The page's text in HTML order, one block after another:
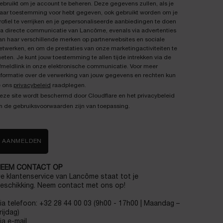
om je account te beheren. Deze gegevens zullen, als je
toestemming voor hebt gegeven, ook gebruikt worden om je
te verrijken en je gepersonaliseerde aanbiedingen te doen
directe communicatie van Lancôme, evenals via advertenties
haar verschillende merken op partnerwebsites en sociale
en om de prestaties van onze marketingactiviteiten te
Je kunt jouw toestemming te allen tijde intrekken via de
in onze elektronische communicatie. Voor meer
over de verwerking van jouw gegevens en rechten kun
ons privacybeleid raadplegen.
site wordt beschermd door Cloudflare en het privacybeleid
de gebruiksvoorwaarden zijn van toepassing.
AANMELDEN
CONTACT OP
klantenservice van Lancôme staat tot je
Neem contact met ons op!
telefoon: +32 28 44 00 03 (9h00 - 17h00 | Maandag –
e-mail